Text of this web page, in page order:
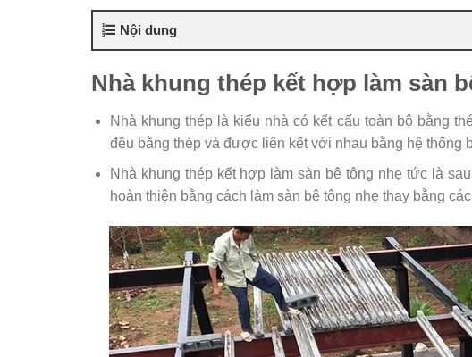
Nội dung
Nhà khung thép kết hợp làm sàn
Nhà khung thép là kiểu nhà có kết cấu toàn bộ bằng
đều bằng thép và được liên kết với nhau bằng hệ thống
Nhà khung thép kết hợp làm sàn bê tông nhẹ tức là
hoàn thiện bằng cách làm sàn bê tông nhẹ thay bằng